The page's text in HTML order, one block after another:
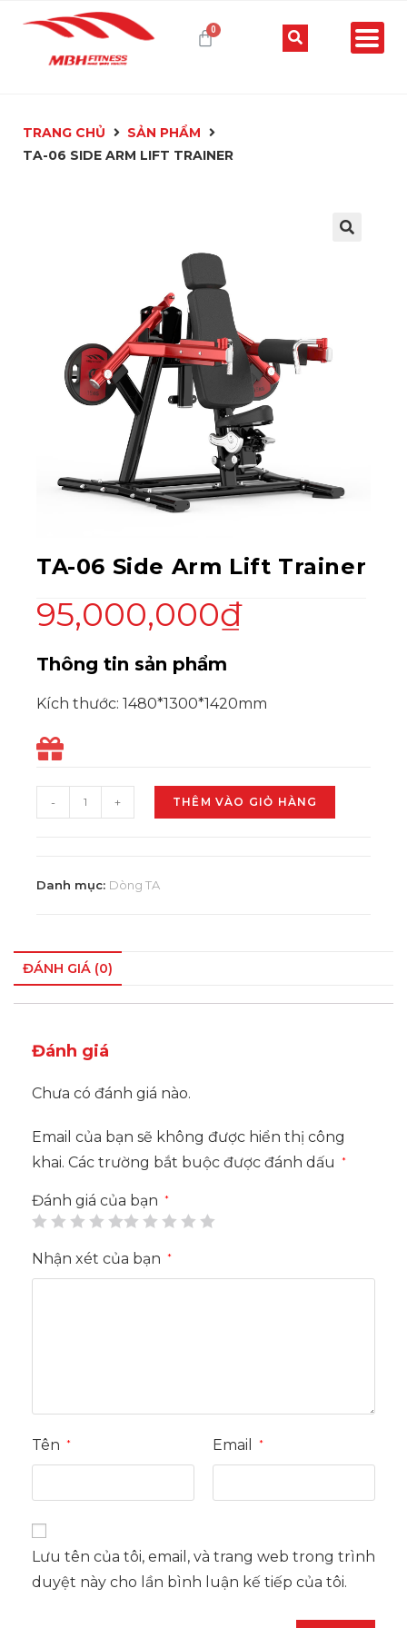
TRANG CHỦ
SẢN PHẨM
TA-06 SIDE ARM LIFT TRAINER
TA-06 Side Arm Lift Trainer
95,000,000₫
Thông tin sản phẩm
Kích thước: 1480*1300*1420mm
- + THÊM VÀO GIỎ HÀNG
Danh mục: Dòng TA
ĐÁNH GIÁ (0)
Đánh giá
Chưa có đánh giá nào.
Email của bạn sẽ không được hiển thị công
khai. Các trường bắt buộc được đánh dấu *
Đánh giá của bạn *
Nhận xét của bạn *
Tên * Email *
Lưu tên của tôi, email, và trang web trong trình
duyệt này cho lần bình luận kế tiếp của tôi.